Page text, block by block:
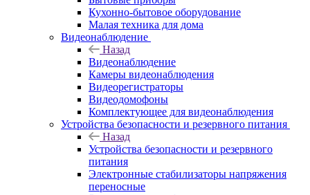
Кухонно-бытовое оборудование
Малая техника для дома
Видеонаблюдение
Назад
Видеонаблюдение
Камеры видеонаблюдения
Видеорегистраторы
Видеодомофоны
Комплектующее для видеонаблюдения
Устройства безопасности и резервного питания
Назад
Устройства безопасности и резервного
питания
Электронные стабилизаторы напряжения
переносные